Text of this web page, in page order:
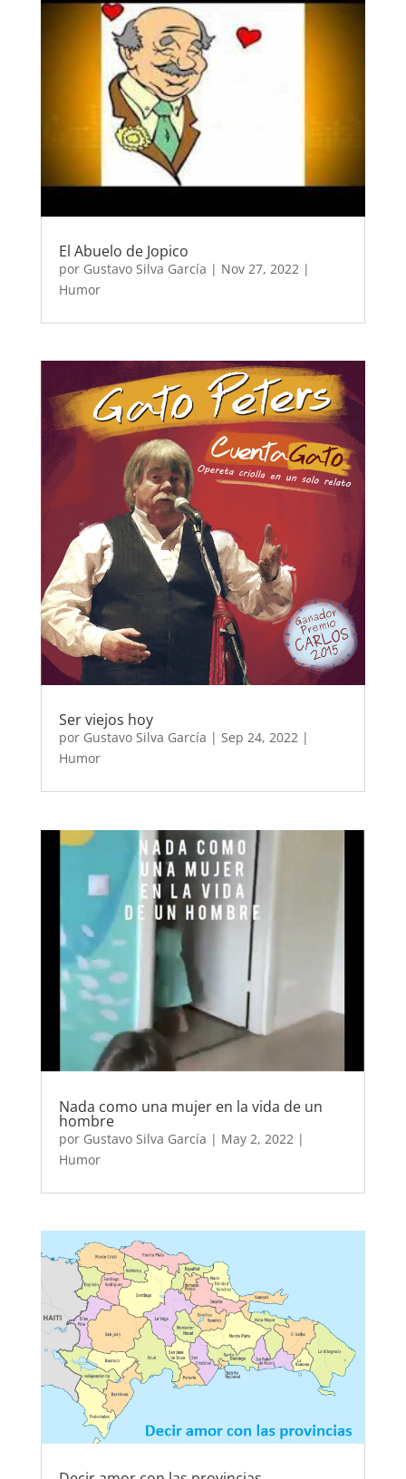
El Abuelo de Jopico
por Gustavo Silva García | Nov 27, 2022 |
Humor
Ser viejos hoy
por Gustavo Silva García | Sep 24, 2022|
Humor
Nada como una mujer en la vida de un
hombre
por Gustavo Silva García | May 2, 2022|
Humor